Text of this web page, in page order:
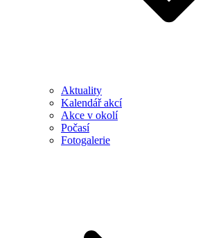
Aktuality
Kalendář akcí
Akce v okolí
Počasí
Fotogalerie